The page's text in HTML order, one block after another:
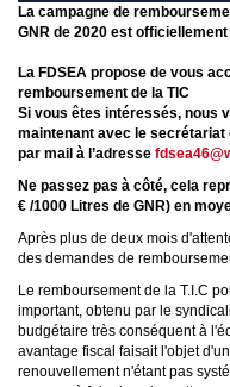
La campagne de
GNR de 2020 est
La FDSEA propose de vous
remboursement de la TIC
Si vous êtes intéressés, nous
maintenant avec le secrétariat
par mail à l’adresse
Ne passez pas à côté, cela
€ /1000 Litres de GNR) en
Après plus de deux mois
des demandes de
Le remboursement de la T.I.C
important, obtenu par le
budgétaire très conséquent à
avantage fiscal faisait l'objet
renouvellement n'étant pas